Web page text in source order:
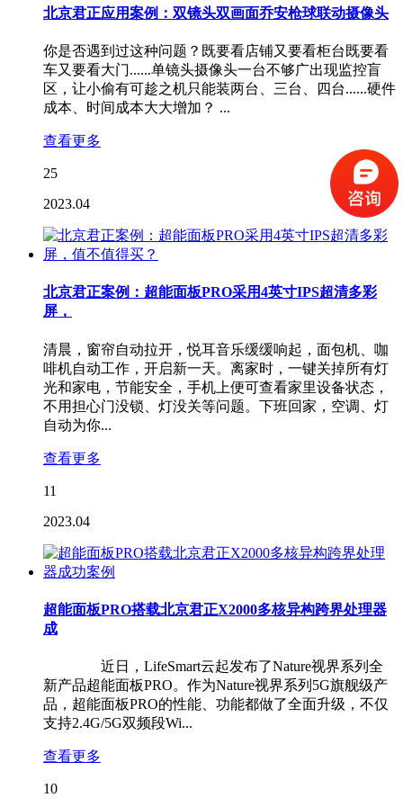
北京君正应用案例：双镜头双画面乔安枪球联动摄像头
你是否遇到过这种问题？既要看店铺又要看柜台既要看
车又要看大门......单镜头摄像头一台不够广出现监控盲
区，让小偷有可趁之机只能装两台、三台、四台......硬件
成本、时间成本大大增加？ ...
查看更多
25
2023.04
北京君正案例：超能面板PRO采用4英寸IPS超清多彩
屏，
清晨，窗帘自动拉开，悦耳音乐缓缓响起，面包机、咖
啡机自动工作，开启新一天。离家时，一键关掉所有灯
光和家电，节能安全，手机上便可查看家里设备状态，
不用担心门没锁、灯没关等问题。下班回家，空调、灯
自动为你...
查看更多
11
2023.04
超能面板PRO搭载北京君正X2000多核异构跨界处理器
成
近日，LifeSmart云起发布了Nature视界系列全
新产品超能面板PRO。作为Nature视界系列5G旗舰级产
品，超能面板PRO的性能、功能都做了全面升级，不仅
支持2.4G/5G双频段Wi...
查看更多
10